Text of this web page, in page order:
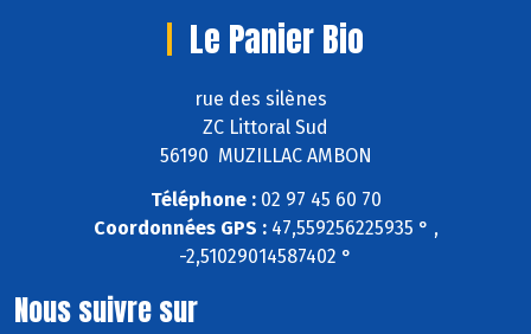
Le Panier Bio
rue des silènes
ZC Littoral Sud
56190 MUZILLAC AMBON
Téléphone :02 97 45 60 70
Coordonnées GPS :47,559256225935 ° ,
-2,51029014587402 °
Nous suivre sur